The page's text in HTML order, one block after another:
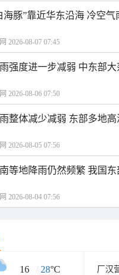
海豚”靠近华东沿海 冷空
2026-08-07 07:45
强度进一步减弱 中东部
2026-08-06 07:50
整体减少减弱 东部多地
2026-08-05 07:56
等地降雨仍然频繁 我国
2026-08-04 07:56
16 / 28°C 厂汉